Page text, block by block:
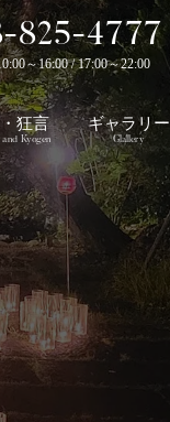
825-4777
～16:00 / 17:00～22:00
狂言
Kyogen
ギャラリー
Glallery